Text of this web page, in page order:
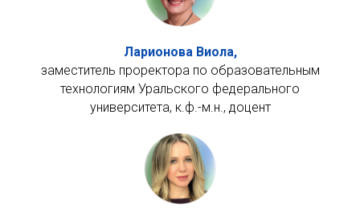
Ларионова Виола,
заместитель проректора по образовательным
технологиям Уральского федерального
университета, к.ф.-м.н., доцент